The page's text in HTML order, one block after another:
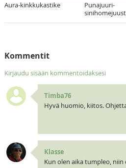
Aura-kinkkukastike
Punajuuri-
Kommentit
Kirjaudu sisään kommentoidaksesi
Timba76
Hyvä huomio, kiitos.
Klasse
Kun olen aika tumpleo,